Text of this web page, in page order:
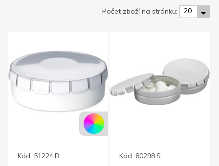
Počet zboží na stránku: 20
Kód: 51224.B
Kód: 80298.S